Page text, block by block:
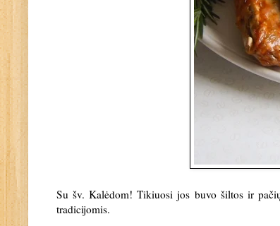
Su šv. Kalėdom! Tikiuosi jos buvo šiltos ir
tradicijomis.